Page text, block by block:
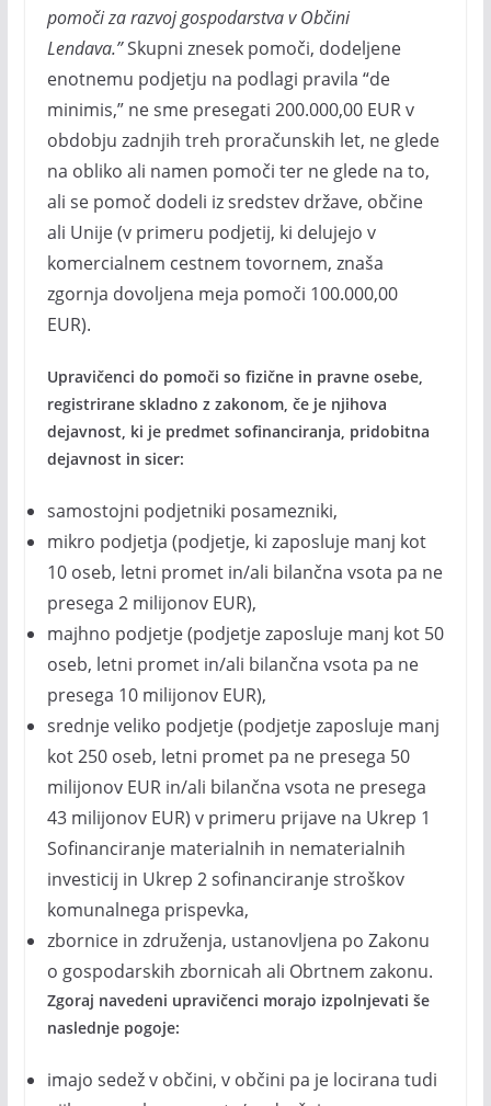
pomoči za razvoj gospodarstva v Občini
Lendava.”Skupni znesek pomoči, dodeljene
enotnemu podjetju na podlagi pravila “de
minimis,” ne sme presegati 200.000,00 EUR v
obdobju zadnjih treh proračunskih let, ne glede
na obliko ali namen pomoči ter ne glede na to,
ali se pomoč dodeli iz sredstev države, občine
ali Unije (v primeru podjetij, ki delujejo v
komercialnem cestnem tovornem, znaša
zgornja dovoljena meja pomoči 100.000,00
EUR).
Upravičenci do pomoči so fizične in pravne osebe,
registrirane skladno z zakonom, če je njihova
dejavnost, ki je predmet sofinanciranja, pridobitna
dejavnost in sicer:
samostojni podjetniki posamezniki,
mikro podjetja (podjetje, ki zaposluje manj kot
10 oseb, letni promet in/ali bilančna vsota pa ne
presega 2 milijonov EUR),
majhno podjetje (podjetje zaposluje manj kot 50
oseb, letni promet in/ali bilančna vsota pa ne
presega 10 milijonov EUR),
srednje veliko podjetje (podjetje zaposluje manj
kot 250 oseb, letni promet pa ne presega 50
milijonov EUR in/ali bilančna vsota ne presega
43 milijonov EUR) v primeru prijave na Ukrep 1
Sofinanciranje materialnih in nematerialnih
investicij in Ukrep 2 sofinanciranje stroškov
komunalnega prispevka,
zbornice in združenja, ustanovljena po Zakonu
o gospodarskih zbornicah ali Obrtnem zakonu.
Zgoraj navedeni upravičenci morajo izpolnjevati še
naslednje pogoje:
imajo sedež v občini, v občini pa je locirana tudi